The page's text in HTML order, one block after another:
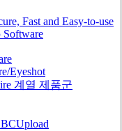
Fast and Easy-to-use
Software
Eyeshot
계열 제품군